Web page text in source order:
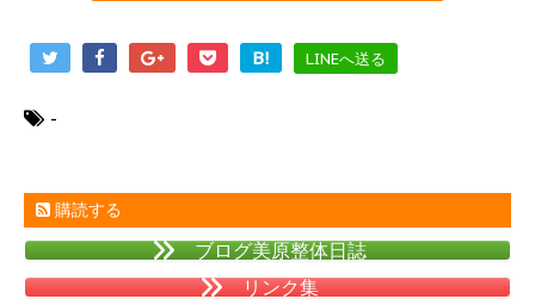
B! LINEへ送る
-
購読する
ブログ美原整体日誌
リンク集